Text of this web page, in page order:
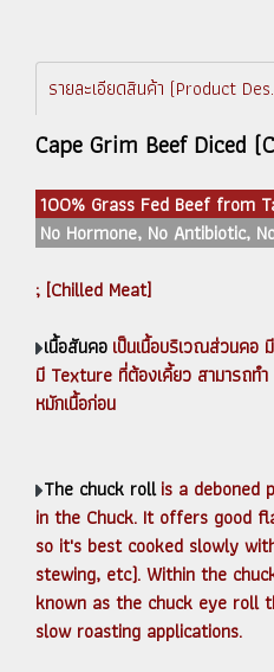
รายละเ
Cape Grim Beef Diced
100% Grass Fed Beef from
No Hormone, No Antibiotic,
; [Chilled Meat]
เนื้อสันคอเป็นเนื้อบริเวณส่วนคอ
มี Texture ที่ต้องเคี้ยว สามารถท
หมักเนื้อก่อน
The chuck rollis a deboned
in the Chuck. It offers good
so it's best cooked slowly
stewing, etc). Within the
known as the chuck eye roll
slow roasting applications.